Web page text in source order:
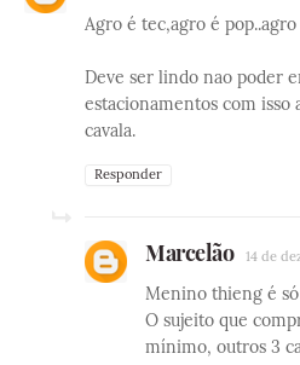
Agro é tec,agro é
Deve ser lindo nao poder
estacionamentos com isso
cavala.
Responder
Marcelão 14 de
Menino thieng é
O sujeito que
mínimo, outros 3